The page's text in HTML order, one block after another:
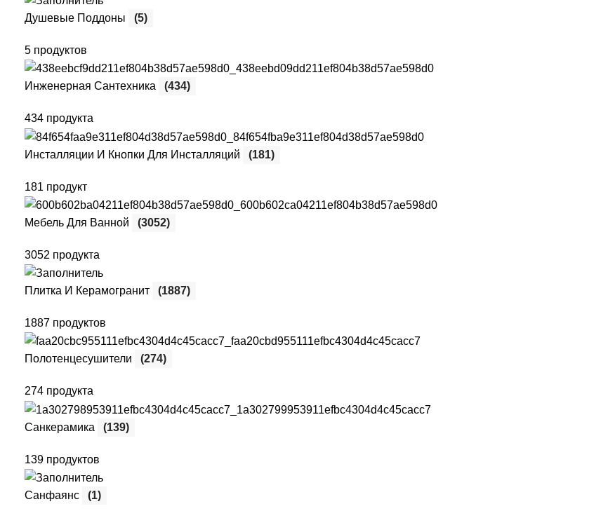
Душевые Поддоны (5)
5 продуктов
Инженерная Сантехника (434)
434 продукта
Инсталляции И Кнопки Для Инсталляций (181)
181 продукт
Мебель Для Ванной (3052)
3052 продукта
Плитка И Керамогранит (1887)
1887 продуктов
Полотенцесушители (274)
274 продукта
Санкерамика (139)
139 продуктов
Санфаянс (1)